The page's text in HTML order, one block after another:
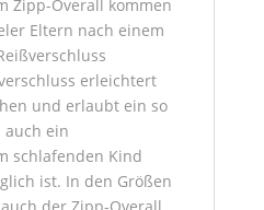
Zipp-Overall kommen
Eltern nach einem
erleichtert
und erlaubt ein so
auch ein
schlafenden Kind
ist. In den Größen